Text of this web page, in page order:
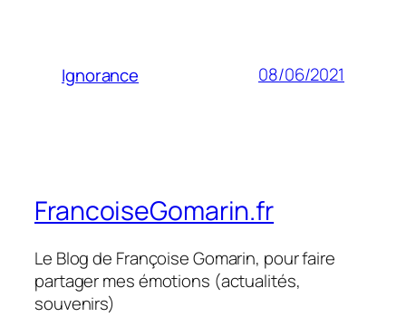
Ignorance 08/06/2021
FrancoiseGomarin.fr
Le Blog de Françoise Gomarin, pour faire
partager mes émotions (actualités,
souvenirs)